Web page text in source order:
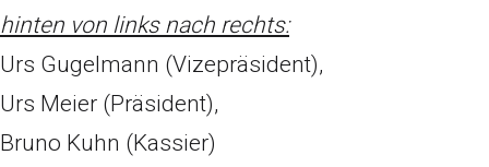
hinten von links nach rechts:
Urs Gugelmann (Vizepräsident),
Urs Meier (Präsident),
Bruno Kuhn (Kassier)